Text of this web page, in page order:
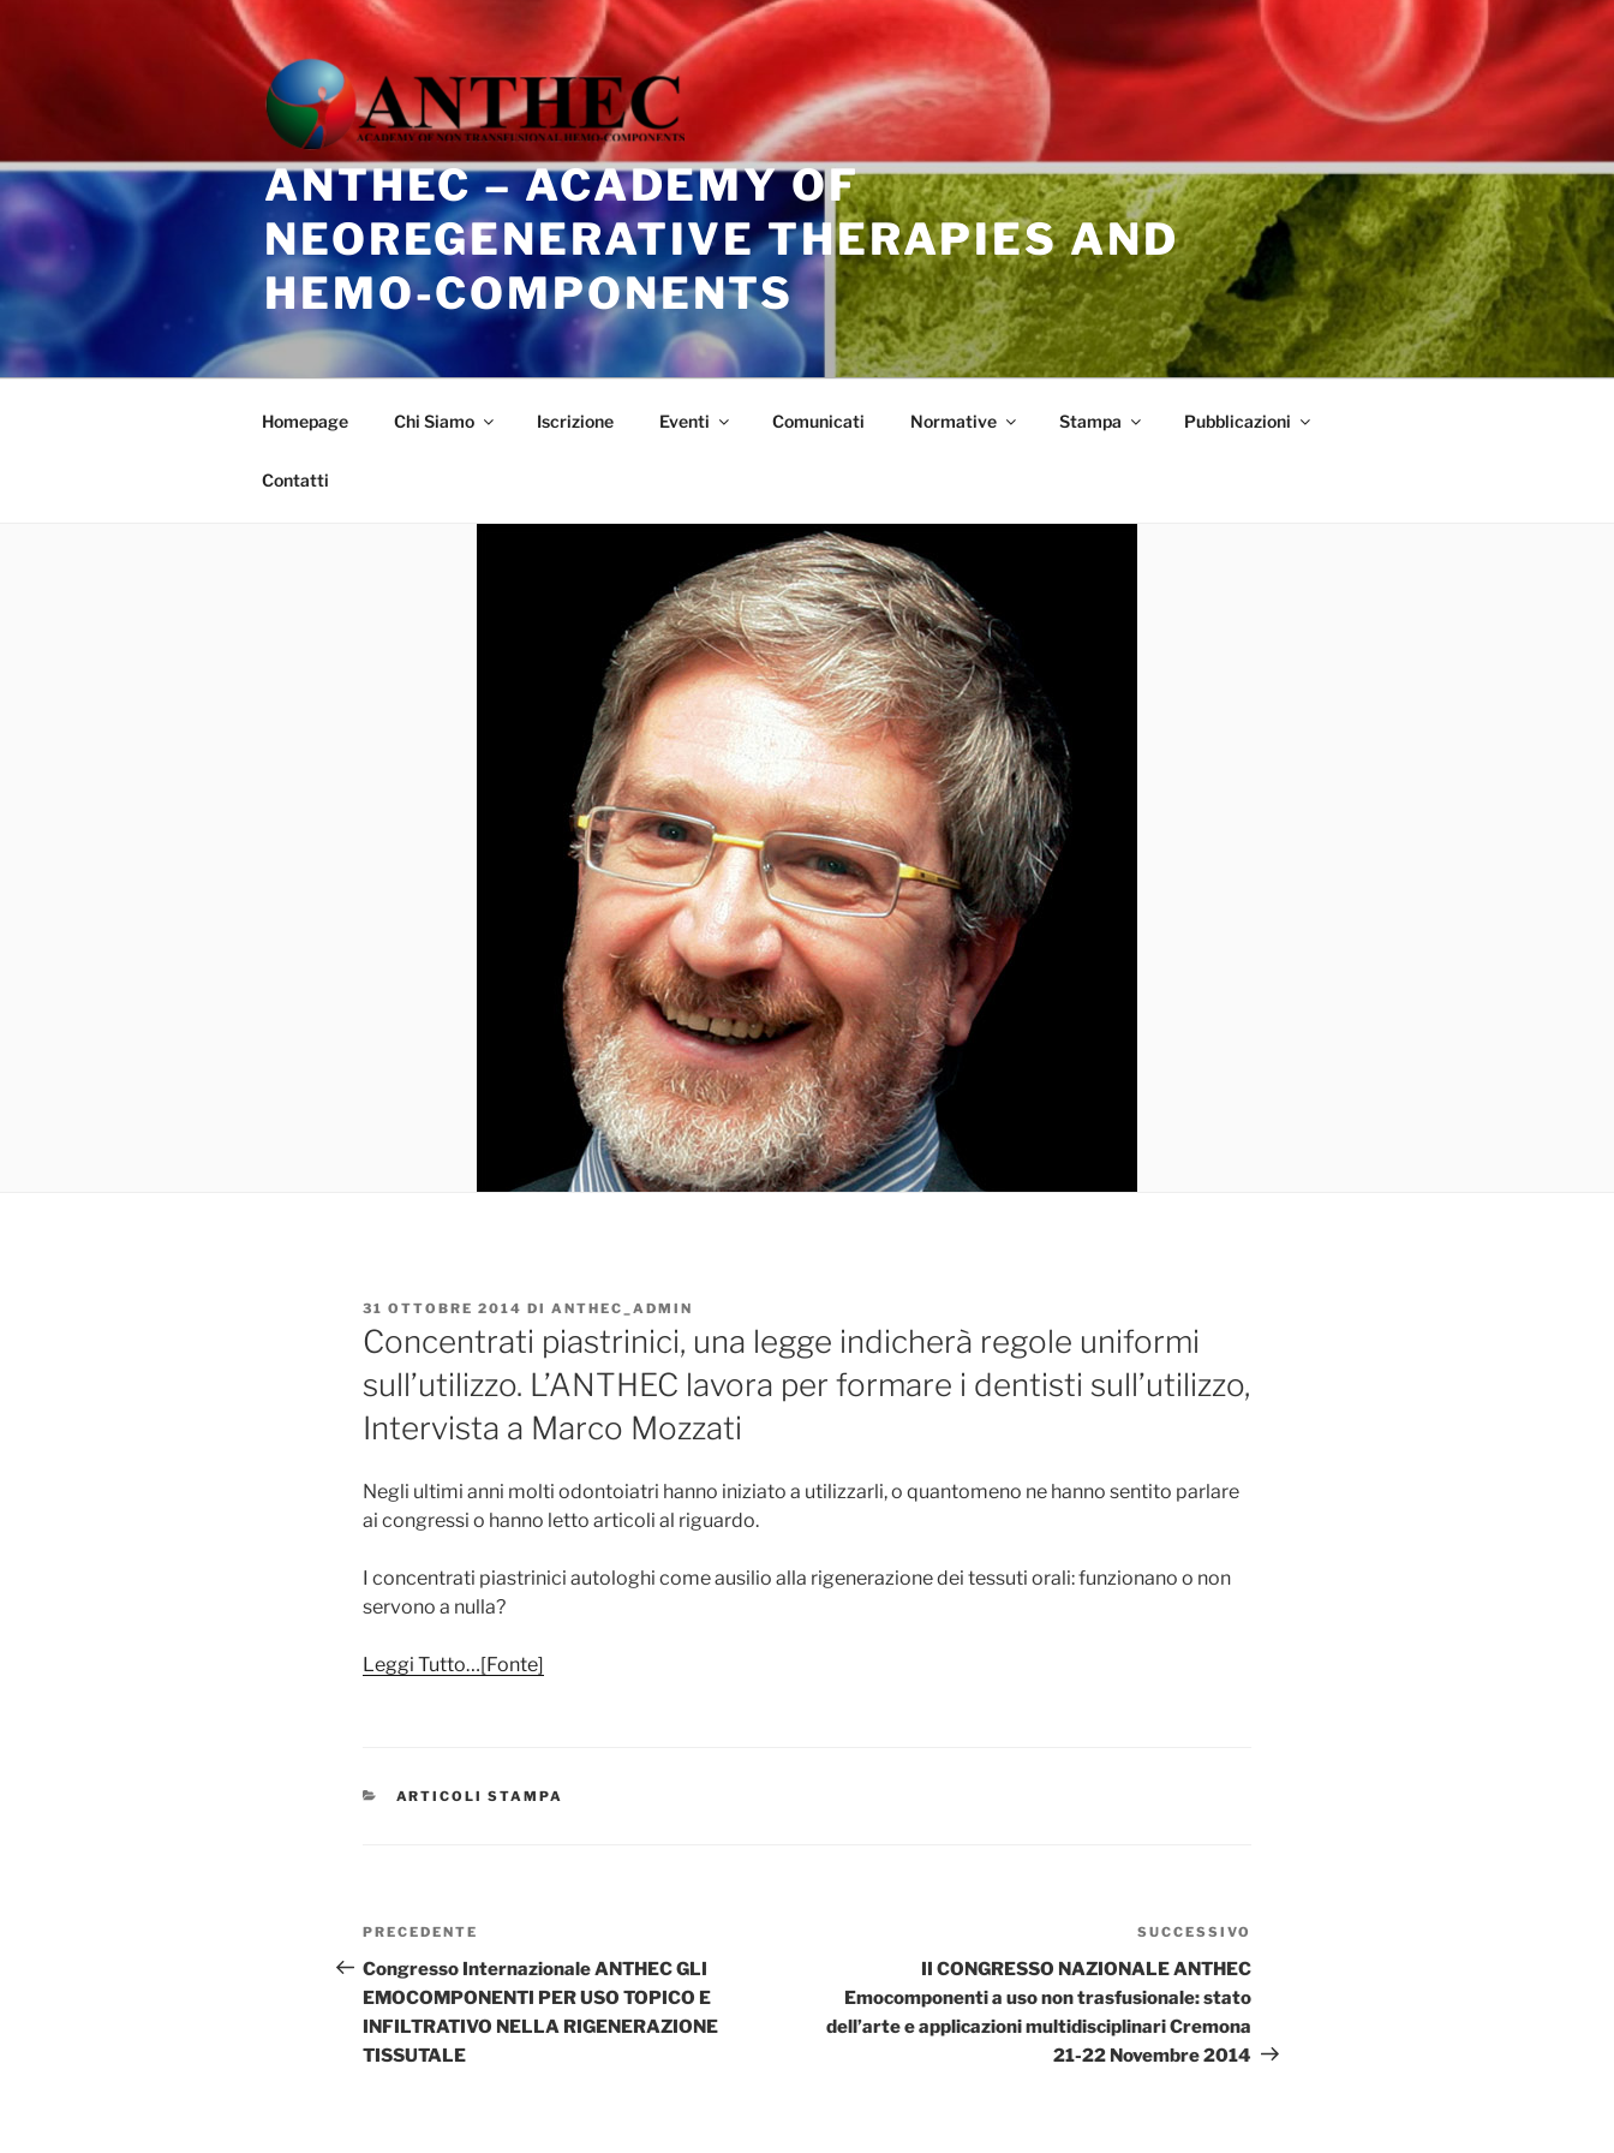
ANTHEC – ACADEMY OF
NEOREGENERATIVE THERAPIES AND
HEMO-COMPONENTS
Homepage Chi Siamo Iscrizione Eventi Comunicati Normative Stampa Pubblicazioni
Contatti
PUBBLICATO
IL
31 OTTOBRE 2014 DI ANTHEC_ADMIN
Concentrati piastrinici, una legge indicherà regole uniformi
sull’utilizzo. L’ANTHEC lavora per formare i dentisti sull’utilizzo,
Intervista a Marco Mozzati
Negli ultimi anni molti odontoiatri hanno iniziato a utilizzarli, o quantomeno ne hanno sentito parlare
ai congressi o hanno letto articoli al riguardo.
I concentrati piastrinici autologhi come ausilio alla rigenerazione dei tessuti orali: funzionano o non
servono a nulla?
Leggi Tutto…[Fonte]
CATEGORIE
ARTICOLI STAMPA
Navigazione
articoli
Articolo
precedente:
PRECEDENTE
Congresso Internazionale ANTHEC GLI
EMOCOMPONENTI PER USO TOPICO E
INFILTRATIVO NELLA RIGENERAZIONE
TISSUTALE
successivo
SUCCESSIVO
II CONGRESSO NAZIONALE ANTHEC
Emocomponenti a uso non trasfusionale: stato
dell’arte e applicazioni multidisciplinari Cremona
21-22 Novembre 2014